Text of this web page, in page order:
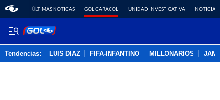
ÚLTIMAS NOTICAS GOL CARACOL UNIDAD INVESTIGATIVA NOTICIAS
Tendencias: LUIS DÍAZ FIFA-INFANTINO MILLONARIOS